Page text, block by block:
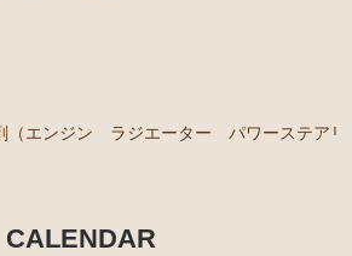
（エンジン ラジエーター パワーステアリ
CALENDAR